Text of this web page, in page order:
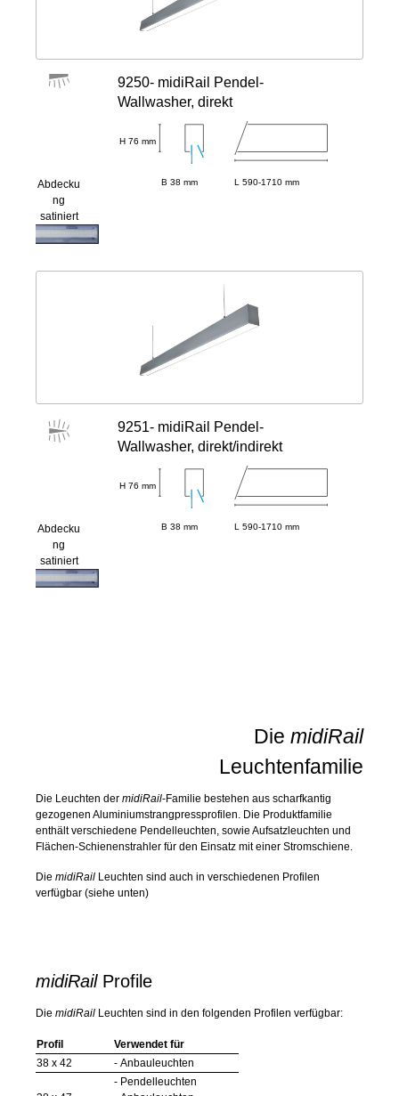
9250- midiRail Pendel-
Wallwasher, direkt
H 76 mm
B 38 mm L 590-1710 mm
Abdecku
ng
satiniert
9251- midiRail Pendel-
Wallwasher, direkt/indirekt
H 76 mm
B 38 mm L 590-1710 mm
Abdecku
ng
satiniert
Die midiRail
Leuchtenfamilie
Die Leuchten der midiRail-Familie bestehen aus scharfkantig
gezogenen Aluminiumstrangpressprofilen. Die Produktfamilie
enthält verschiedene Pendelleuchten, sowie Aufsatzleuchten und
Flächen-Schienenstrahler für den Einsatz mit einer Stromschiene.
Die midiRail Leuchten sind auch in verschiedenen Profilen
verfügbar (siehe unten)
midiRailProfile
Die midiRail Leuchten sind in den folgenden Profilen verfügbar:
Profil
Verwendet für
38 x 42
- Anbauleuchten
- Pendelleuchten